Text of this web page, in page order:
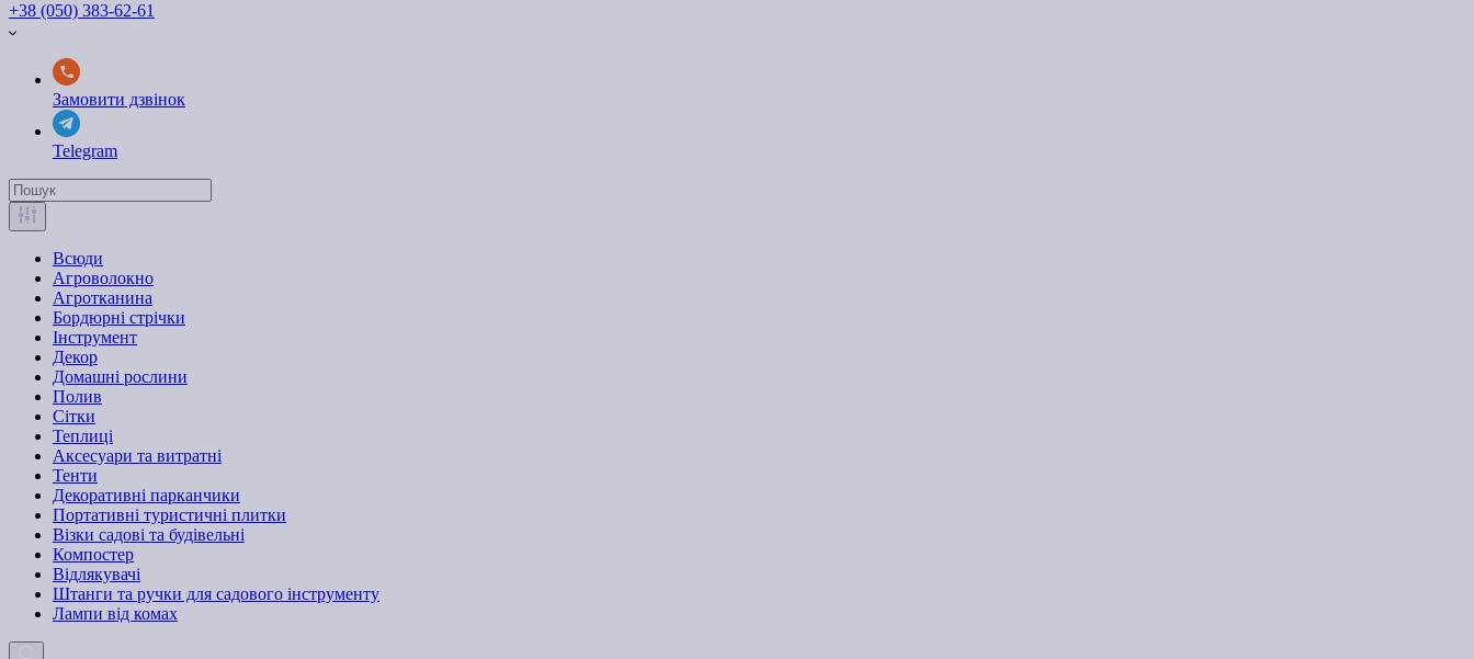
+38 (050) 383-62-61
Замовити дзвінок
Telegram
Всюди
Агроволокно
Агротканина
Бордюрні стрічки
Інструмент
Декор
Домашні рослини
Полив
Сітки
Теплиці
Аксесуари та витратні
Тенти
Декоративні парканчики
Портативні туристичні плитки
Візки садові та будівельні
Компостер
Відлякувачі
Штанги та ручки для садового інструменту
Лампи від комах